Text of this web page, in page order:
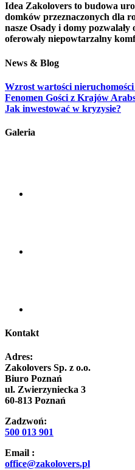
Idea Zakolovers to budowa
domków przeznaczonych dla
nasze Osady i domy
oferowały niepowtarzalny
News & Blog
Wzrost wartości
Fenomen Gości z Krajów
Jak inwestować w kryzysie?
Galeria
Kontakt
Adres:
Zakolovers Sp. z o.o.
Biuro Poznań
ul. Zwierzyniecka 3
60-813 Poznań
Zadzwoń:
500 013 901
Email :
office@zakolovers.pl